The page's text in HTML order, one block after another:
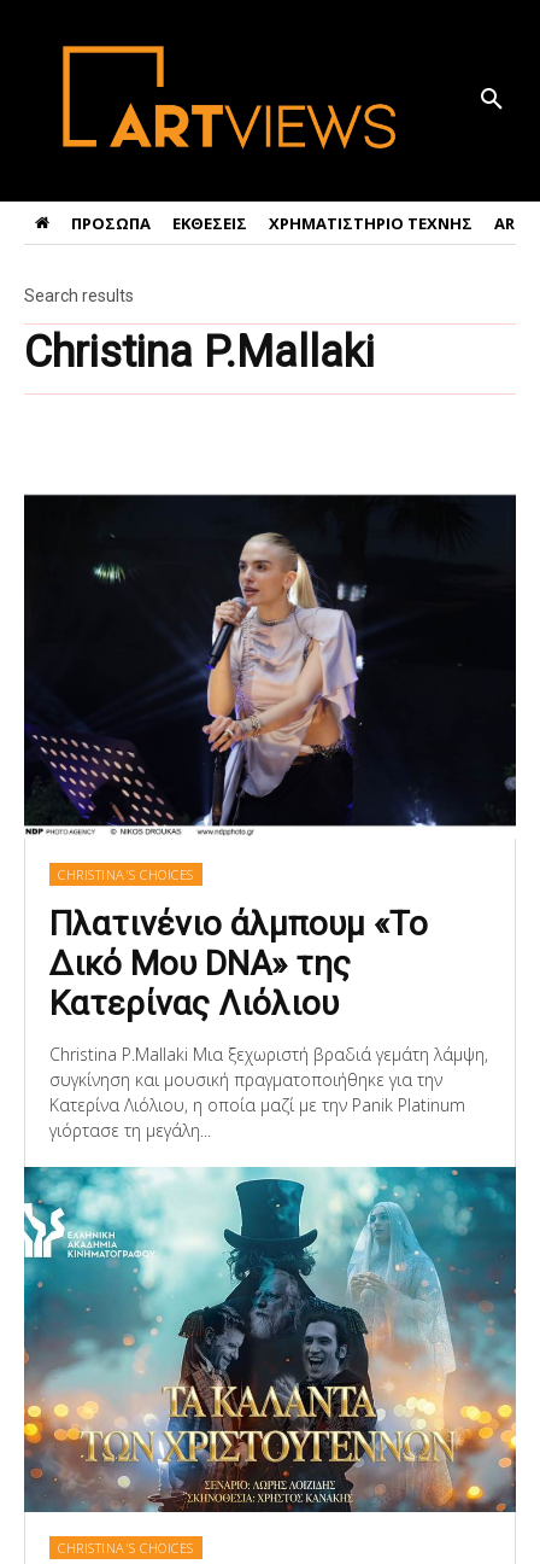
ΠΡΟΣΩΠΑ ΕΚΘΕΣΕΙΣ ΧΡΗΜΑΤΙΣΤΗΡΙΟ ΤΕΧΝΗΣ ART
Christina P.Mallaki
Search results
CHRISTINA'S CHOICES
Πλατινένιο άλμπουμ «Το
Δικό Μου DNA» της
Κατερίνας Λιόλιου
Christina P.Mallaki Μια ξεχωριστή βραδιά γεμάτη λάμψη,
συγκίνηση και μουσική πραγματοποιήθηκε για την
Κατερίνα Λιόλιου, η οποία μαζί με την Panik Platinum
γιόρτασε τη μεγάλη...
CHRISTINA'S CHOICES